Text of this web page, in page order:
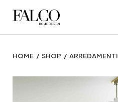
HOME SHOP ARREDAMENTI